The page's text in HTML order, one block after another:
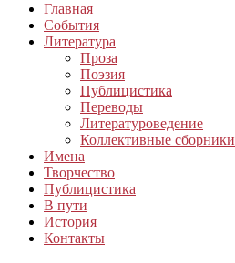
Главная
События
Литература
Проза
Поэзия
Публицистика
Переводы
Литературоведение
Коллективные сборники
Имена
Творчество
Публицистика
В пути
История
Контакты